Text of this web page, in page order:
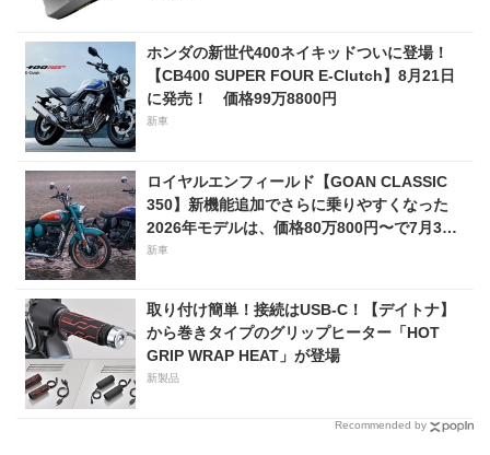
ホンダの新世代400ネイキッドついに登場！
【CB400 SUPER FOUR E-Clutch】8月21日
に発売！ 価格99万8800円
新車
ロイヤルエンフィールド【GOAN CLASSIC
350】新機能追加でさらに乗りやすくなった
2026年モデルは、価格80万800円〜で7月31
日発売！
新車
取り付け簡単！接続はUSB-C！【デイトナ】
から巻きタイプのグリップヒーター「HOT
GRIP WRAP HEAT」が登場
新製品
Recommended by